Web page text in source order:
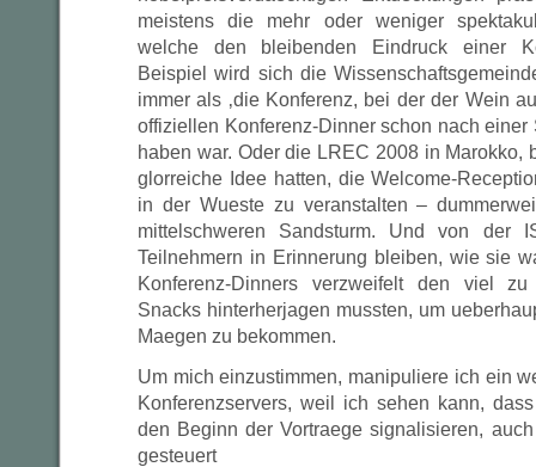
meistens die mehr oder weniger
welche den bleibenden Eindruck einer
Beispiel wird sich die
immer als ‚die Konferenz, bei der der Wein
offiziellen Konferenz-Dinner schon nach
haben war. Oder die LREC 2008 in Marokko,
glorreiche Idee hatten, die Welcome-
in der Wueste zu veranstalten –
mittelschweren Sandsturm. Und von der
Teilnehmern in Erinnerung bleiben, wie sie
Konferenz-Dinners verzweifelt den viel
Snacks hinterherjagen mussten, um
Maegen zu bekommen.
Um mich einzustimmen, manipuliere ich ein
Konferenzservers, weil ich sehen kann,
den Beginn der Vortraege signalisieren,
gesteuert